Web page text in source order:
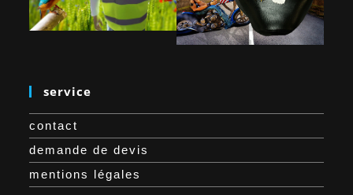
service
contact
demande de devis
mentions légales